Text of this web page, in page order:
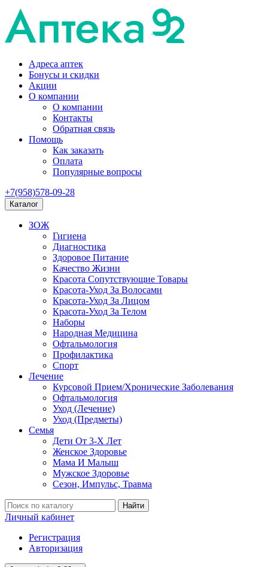
Адреса аптек
Бонусы и скидки
Акции
О компании
О компании
Контакты
Обратная связь
Помощь
Как заказать
Оплата
Популярные вопросы
+7(958)578-09-28
Каталог
ЗОЖ
Гигиена
Диагностика
Здоровое Питание
Качество Жизни
Красота Сопутствующие Товары
Красота-Уход За Волосами
Красота-Уход За Лицом
Красота-Уход За Телом
Наборы
Народная Медицина
Офтальмология
Профилактика
Спорт
Лечение
Курсовой Прием/Хронические Заболевания
Офтальмология
Уход (Лечение)
Уход (Предметы)
Семья
Дети От 3-Х Лет
Женское Здоровье
Мама И Малыш
Мужское Здоровье
Сезон, Импульс, Травма
Найти
Личный кабинет
Регистрация
Авторизация